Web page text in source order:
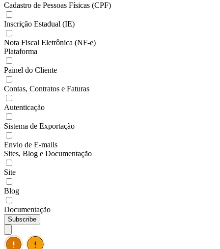
Cadastro de Pessoas Físicas (CPF)
Inscrição Estadual (IE)
Nota Fiscal Eletrônica (NF-e)
Plataforma
Painel do Cliente
Contas, Contratos e Faturas
Autenticação
Sistema de Exportação
Envio de E-mails
Sites, Blog e Documentação
Site
Blog
Documentação
Subscribe